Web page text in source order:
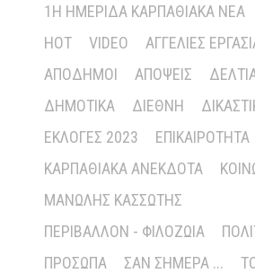
1Η ΗΜΕΡΊΔΑ ΚΑΡΠΑΘΙΑΚΆ ΝΈΑ
HOT
VIDEO ΑΓΓΕΛΊΕΣ
ΑΠΌΔΗΜΟΙ
ΑΠΌΨΕΙΣ
ΔΗΜΟΤΙΚΆ
ΔΙΕΘΝΉ
ΕΚΛΟΓΈΣ 2023
ΕΠΙΚΑΙΡΌΤΗΤΑ
ΚΑΡΠΑΘΙΑΚΆ ΑΝΈΚΔΟΤΑ
ΜΑΝΏΛΗΣ ΚΑΣΣΏΤΗΣ
ΠΕΡΙΒΆΛΛΟΝ - ΦΙΛΟΖΩΊΑ
ΠΡΌΣΩΠΑ
ΣΑΝ ΣΉΜΕΡΑ ...